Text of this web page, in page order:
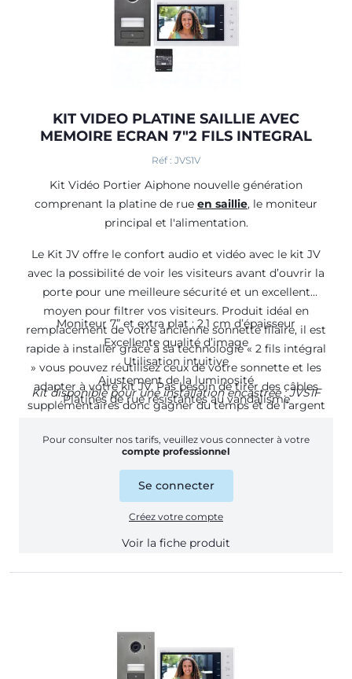
KIT VIDEO PLATINE SAILLIE AVEC
MEMOIRE ECRAN 7"2 FILS INTEGRAL
Réf : JVS1V
Kit Vidéo Portier Aiphone nouvelle génération
comprenant la platine de rue en saillie, le moniteur
principal et l'alimentation.
Le Kit JV offre le confort audio et vidéo avec le kit JV
avec la possibilité de voir les visiteurs avant d’ouvrir la
porte pour une meilleure sécurité et un excellent
moyen pour filtrer vos visiteurs. Produit idéal en
remplacement de votre ancienne sonnette filaire, il est
rapide à installer grâce à sa technologie « 2 fils intégral
» vous pouvez réutilisez ceux de votre sonnette et les
adapter à votre kit JV. Pas besoin de tirer des câbles
supplémentaires donc gagner du temps et de l’argent
Moniteur 7” et extra plat : 2,1 cm d’épaisseur
Excellente qualité d’image
Utilisation intuitive
Ajustement de la luminosité
Platines de rue résistantes au vandalisme
Kit disponible pour une installation encastrée :JVS1F
Pour consulter nos tarifs, veuillez vous connecter à votre
compte professionnel
Se connecter
Créez votre compte
Voir la fiche produit